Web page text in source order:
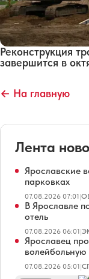
Реконструкция
завершится в
← На главную
Лента
Ярославские
парковках
07.08.2026 07:01|
В Ярославле
отель
07.08.2026 06:01|
Ярославец
07.08.2026 05:01|